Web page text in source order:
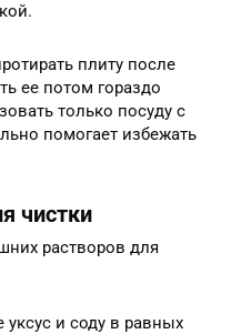
плиту после
ее потом гораздо
только посуду с
помогает избежать
чистки
растворов для
и соду в равных